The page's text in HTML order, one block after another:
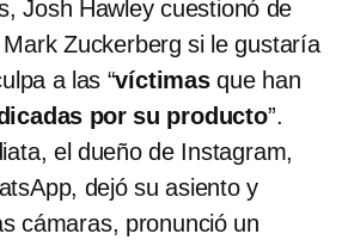
Josh Hawley cuestionó de
Zuckerberg si le gustaría
a las “víctimasque han
por su producto”.
el dueño de Instagram,
dejó su asiento y
cámaras, pronunció un